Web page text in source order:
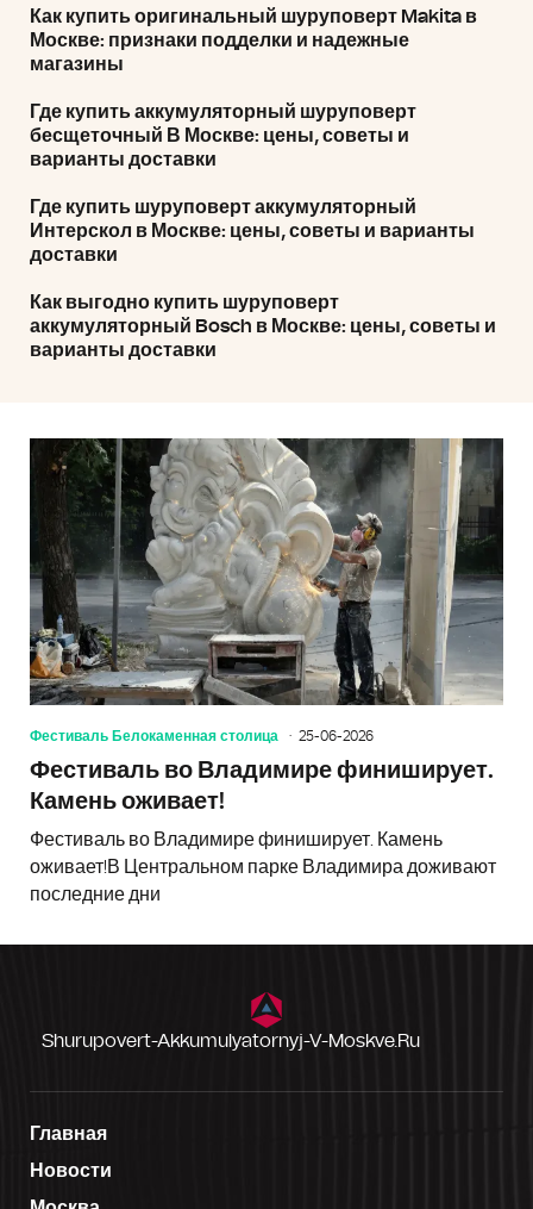
Как купить оригинальный шуруповерт Makita в
Москве: признаки подделки и надежные
магазины
Где купить аккумуляторный шуруповерт
бесщеточный В Москве: цены, советы и
варианты доставки
Где купить шуруповерт аккумуляторный
Интерскол в Москве: цены, советы и варианты
доставки
Как выгодно купить шуруповерт
аккумуляторный Bosch в Москве: цены, советы и
варианты доставки
Фестиваль Белокаменная столица 25-06-2026
Фестиваль во Владимире финиширует.
Камень оживает!
Фестиваль во Владимире финиширует. Камень
оживает!В Центральном парке Владимира доживают
последние дни
Shurupovert-Akkumulyatornyj-V-Moskve.ru
Главная
Новости